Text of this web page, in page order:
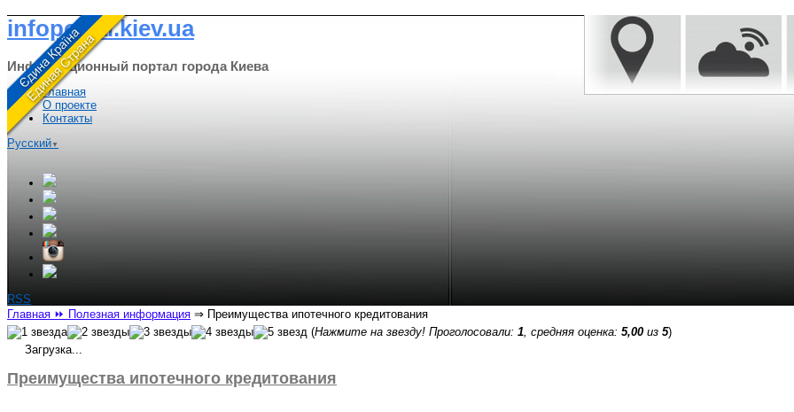
infoportal.kiev.ua
Информационный портал города Киева
Главная
О проекте
Контакты
Русский ▼
RSS
Главная ⏩ Полезная информация ⇒ Преимущества ипотечного кредитования
(Нажмите на звезду! Проголосовали: 1 , средняя оценка: 5,00 из 5)
Загрузка...
Преимущества ипотечного кредитования